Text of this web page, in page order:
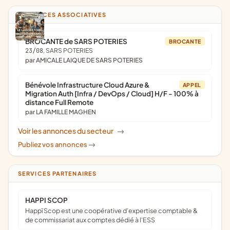
ANNONCES ASSOCIATIVES
BROCANTE
BROCANTE de SARS POTERIES
23/08, SARS POTERIES
par AMICALE LAIQUE DE SARS POTERIES
APPEL
Bénévole Infrastructure Cloud Azure &
Migration Auth [Infra / DevOps / Cloud] H/F - 100% à
distance Full Remote
par LA FAMILLE MAGHEN
Voir les annonces du secteur ->
Publiez vos annonces ->
SERVICES PARTENAIRES
HAPPI SCOP
Happï Scop est une coopérative d’expertise comptable &
de commissariat aux comptes dédié à l'ESS